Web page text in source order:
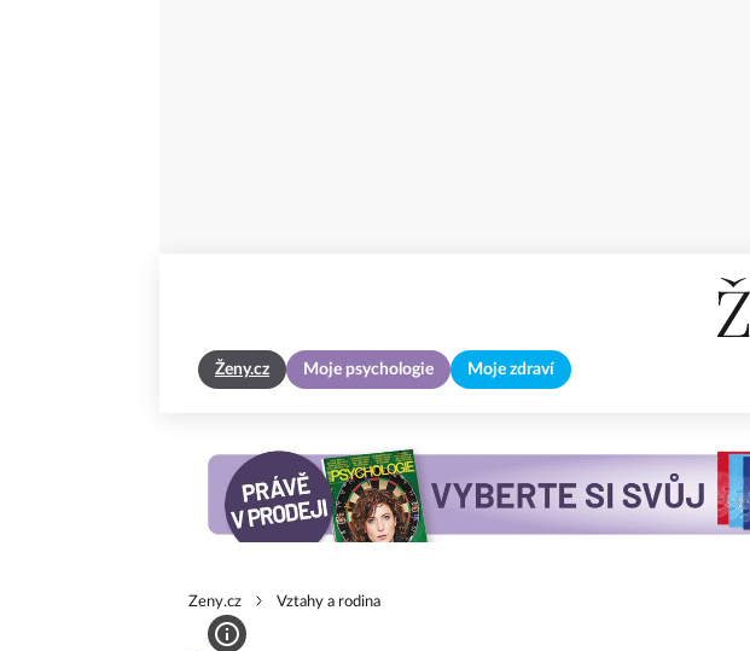
Ženy.cz Moje psychologie Moje zdraví
Zeny.cz Vztahy a rodina